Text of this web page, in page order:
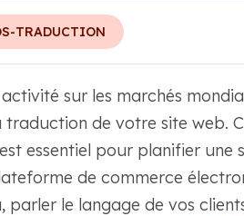
TRADUCTION
sur les marchés
traduction de votre site web.
essentiel pour planifier une
de commerce
parler le langage de vos